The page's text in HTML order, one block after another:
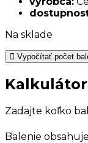
Na sklade
Vypočítať počet
Zadajte koľko
Balenie obsahuje